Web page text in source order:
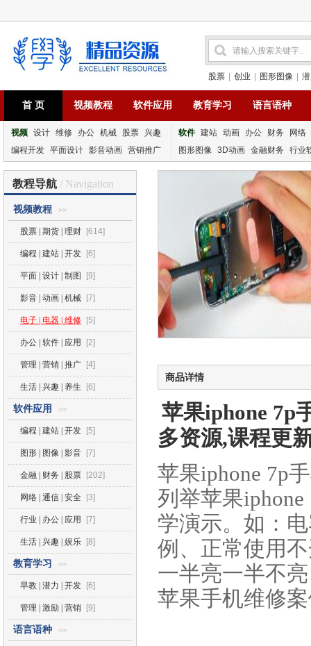
股票 创业 图形图像
首 页 视频教程 软件应用 教育学习 语言语种
视频 设计 维修 办公 机械 股票 兴趣
编程开发 平面设计 影音动画 营销推广
软件 建站 动画 办公 财务
网络
图形图像 3D动画 金融财务 行业
教程导航 / Navigation
视频教程 >>
股票 | 期货 | 理财 [614]
编程 | 建站 | 开发 [6]
平面 | 设计 | 制图 [9]
影音 | 动画 | 机械 [7]
电子 | 电器 | 维修 [5]
办公 | 软件 | 应用 [2]
管理 | 营销 | 推广 [4]
生活 | 兴趣 | 养生 [6]
软件应用 >>
编程 | 建站 | 开发 [5]
图形 | 图像 | 影音 [7]
金融 | 财务 | 股票 [202]
网络 | 通信 | 安全 [3]
行业 | 办公 | 应用 [7]
生活 | 兴趣 | 娱乐 [8]
教育学习 >>
早教 | 潜力 | 开发 [6]
管理 | 激励 | 营销 [9]
语言语种 >>
商品详情
苹果iphone 7p
多资源,课程更
苹果iphone 7p
列举苹果
学演示。如：
例、正常使用
一半亮一半不
苹果手机维修